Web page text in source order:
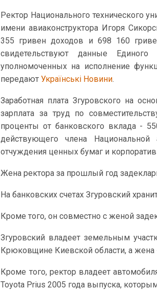
Ректор Национального технического
имени авиаконструктора Игоря
355 гривен доходов и 698 160
свидетельствуют данные Единого
уполномоченных на исполнение
передаютУкраїнськi Новини.
Заработная плата Згуровского на
зарплата за труд по
проценты от банковского вклада -
действующего члена
отчуждения ценных бумаг и
Жена ректора за прошлый год
На банковских счетах Згуровский
Кроме того, он совместно с женой
Згуровский владеет земельным
Крюковщине Киевской области, а
Кроме того, ректор владеет
Toyota Prius 2005 года выпуска,